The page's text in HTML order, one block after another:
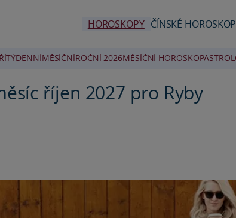
HOROSKOPY ČÍNSKÉ
TÝDENNÍMĚSÍČNÍROČNÍ 2026MĚSÍČNÍ HOROSKOP
říjen 2027 pro Ryby